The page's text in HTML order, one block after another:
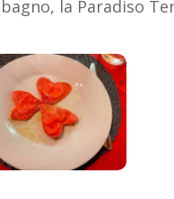
la Paradiso